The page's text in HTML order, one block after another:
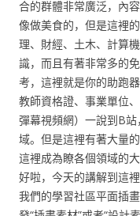
合的群體非常廣泛，內
像做美食的，但是這裡
理、財經、土木、計算
識，而且有著非常多的
考，這裡就是你的助跑
教師資格證、事業單位
彈幕視頻網）一說到B
域。但是這裡有著大量
這裡成為瞭各個領域的
好啦，今天的講解到這
我們的學習社區平面插